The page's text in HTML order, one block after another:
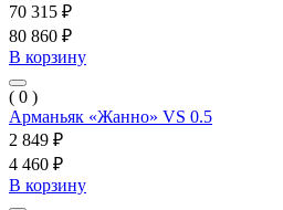
70 315 ₽
80 860 ₽
В корзину
( 0 )
Арманьяк «Жанно» VS 0.5
2 849 ₽
4 460 ₽
В корзину